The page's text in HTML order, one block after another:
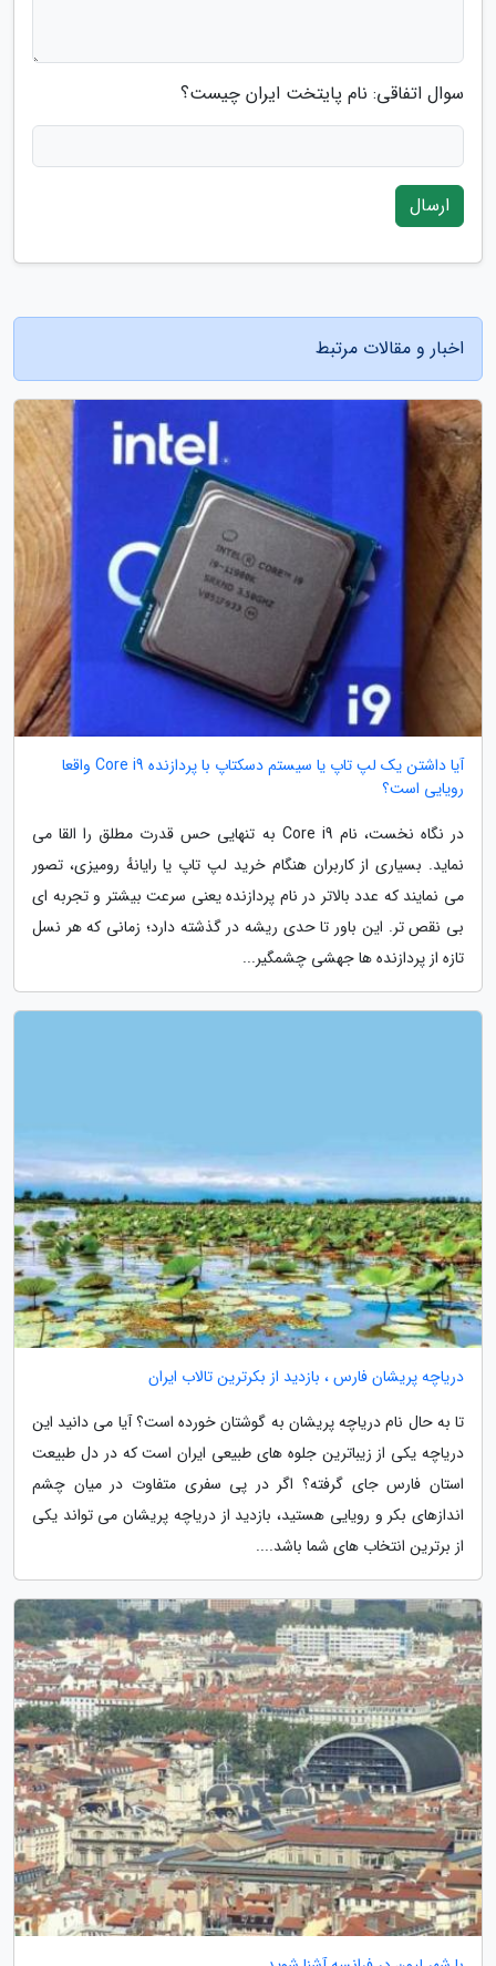
سوال اتفاقی: نام پایتخت ایران چیست؟
ارسال
اخبار و مقالات مرتبط
آیا داشتن یک لپ تاپ یا سیستم دسکتاپ با پردازنده Core i9 واقعا
رویایی است؟
در نگاه نخست، نام Core i9 به تنهایی حس قدرت مطلق را القا می
نماید. بسیاری از کاربران هنگام خرید لپ تاپ یا رایانهٔ رومیزی، تصور
می نمایند که عدد بالاتر در نام پردازنده یعنی سرعت بیشتر و تجربه ای
بی نقص تر. این باور تا حدی ریشه در گذشته دارد؛ زمانی که هر نسل
تازه از پردازنده ها جهشی چشمگیر...
دریاچه پریشان فارس ، بازدید از بکرترین تالاب ایران
تا به حال نام دریاچه پریشان به گوشتان خورده است؟ آیا می دانید این
دریاچه یکی از زیباترین جلوه های طبیعی ایران است که در دل طبیعت
استان فارس جای گرفته؟ اگر در پی سفری متفاوت در میان چشم
اندازهای بکر و رویایی هستید، بازدید از دریاچه پریشان می تواند یکی
از برترین انتخاب های شما باشد....